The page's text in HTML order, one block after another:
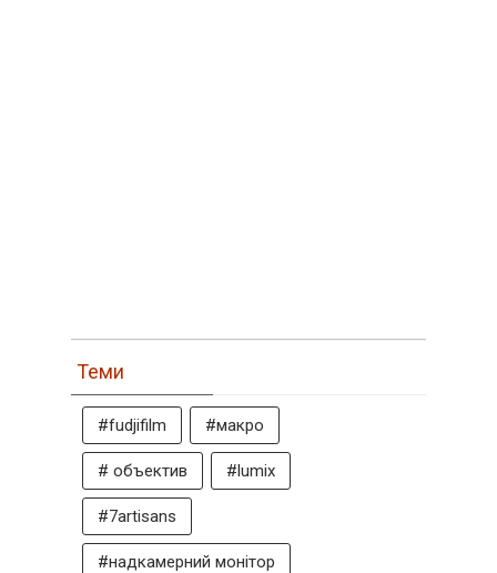
Теми
#fudjifilm #макро
# объектив #lumix
#7artisans
#надкамерний монітор